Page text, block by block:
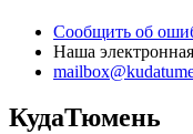
Сообщить об
Наша
КудаТюмень